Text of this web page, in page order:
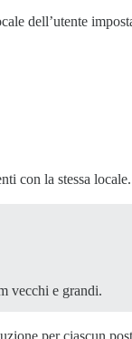
dell’utente
con la stessa locale.
vecchi e grandi.
per ciascun